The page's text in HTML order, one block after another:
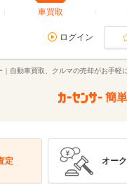
車買取
ログイン
自動車買取、クルマの売却がお手軽
簡
定 オー